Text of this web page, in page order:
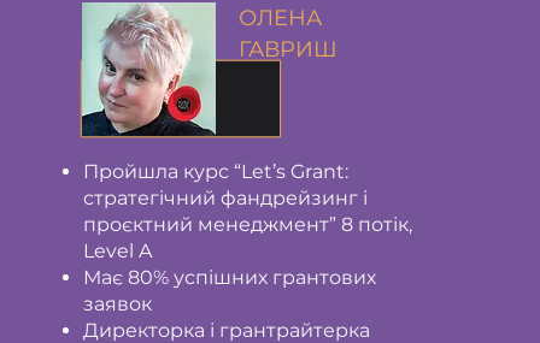
ОЛЕНА
ГАВРИШ
Пройшла курс “Let’s Grant:
стратегічний фандрейзинг і
проєктний менеджмент” 8 потік,
Level A
Має 80% успішних грантових
заявок
Директорка і грантрайтерка